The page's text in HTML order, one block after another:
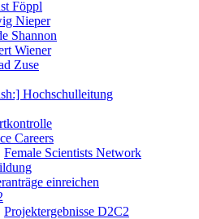
Föppl
Nieper
Shannon
Wiener
Zuse
Hochschulleitung
Careers
Female Scientists Network
einreichen
Projektergebnisse D2C2